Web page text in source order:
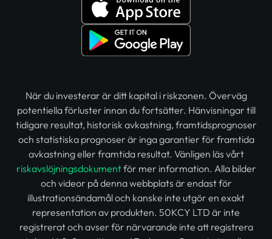
När du investerar är ditt kapital i riskzonen. Överväg
potentiella förluster innan du fortsätter. Hänvisningar till
tidigare resultat, historisk avkastning, framtidsprognoser
och statistiska prognoser är inga garantier för framtida
avkastning eller framtida resultat. Vänligen läs vårt
riskavslöjningsdokumentför mer information. Alla bilder
och videor på denna webbplats är endast för
illustrationsändamål och kanske inte utgör en exakt
representation av produkten. 50KCY LTD är inte
registrerat och avser för närvarande inte att registrera